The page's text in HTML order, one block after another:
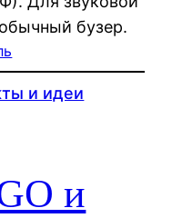
бузер.
и идеи
и